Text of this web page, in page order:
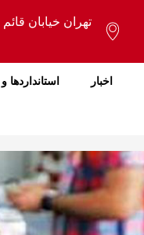
اخبار استانداردها